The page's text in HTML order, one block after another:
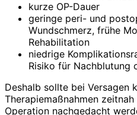
kurze OP-Dauer
geringe peri- und
Wundschmerz, frühe
Rehabilitation
niedrige
Risiko für Nachblutung
Deshalb sollte bei Versagen
Therapiemaßnahmen
Operation nachgedacht